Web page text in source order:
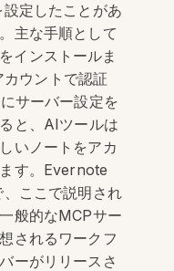
定したことがあ
主な手順として
インストールま
ウントで認証
サーバー設定を
と、AIツールは
いノートをアカ
す。Evernote
ここで説明され
般的なMCPサー
されるワークフ
ーがリリースさ